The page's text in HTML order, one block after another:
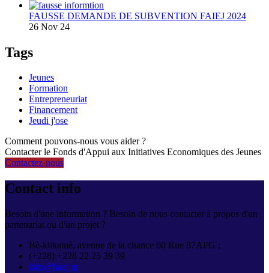
FAUSSE DEMANDE DE SUBVENTION FAIEJ 2024
26 Nov 24
Tags
Jeunes
Formation
Entrepreneuriat
Financement
Jeudi j'ose
Comment pouvons-nous vous aider ?
Contacter le Fonds d'Appui aux Initiatives Economiques des Jeunes
Contactez-nous
Contact info
Besoin d'une information ? Besoin de nous contacter à propos d'un
partenariat ou d'un projet ?
Bè-klikamé, avenue de la chance 60 Rue 87AFG ;
(+228) +228 22 25 39 39
info@faiej.tg